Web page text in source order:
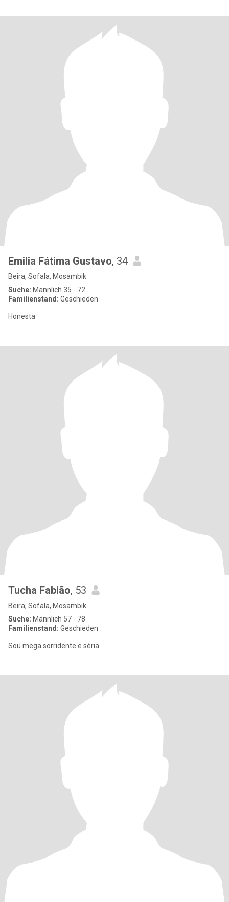
Emilia Fátima Gustavo, 34
Beira, Sofala, Mosambik
Suche: Männlich 35 - 72
Familienstand: Geschieden
Honesta
Tucha Fabião, 53
Beira, Sofala, Mosambik
Suche: Männlich 57 - 78
Familienstand: Geschieden
Sou mega sorridente e séria.